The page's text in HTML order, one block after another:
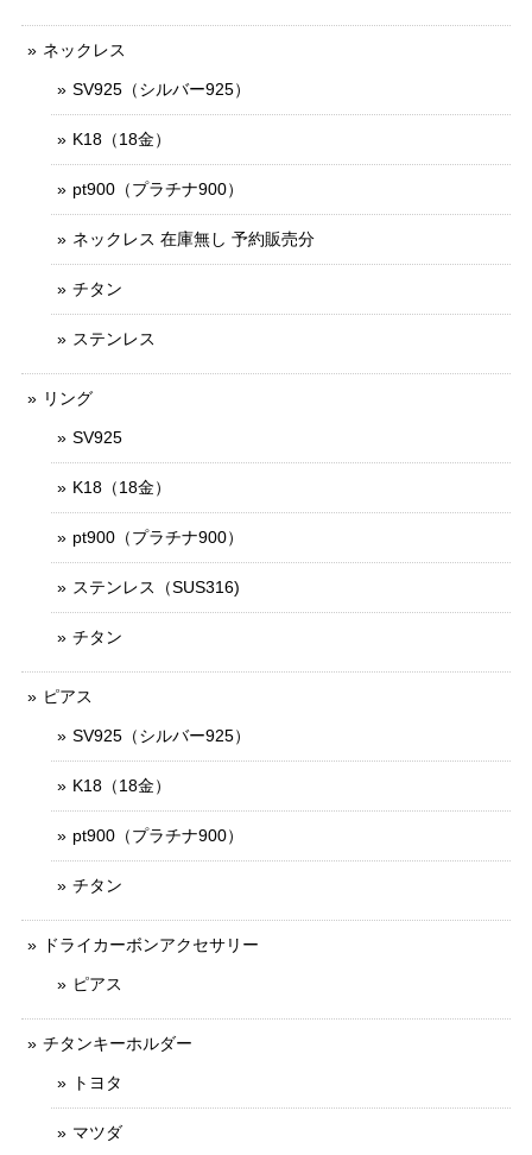
ネックレス
SV925（シルバー925）
K18（18金）
pt900（プラチナ900）
ネックレス 在庫無し 予約販売分
チタン
ステンレス
リング
SV925
K18（18金）
pt900（プラチナ900）
ステンレス（SUS316)
チタン
ピアス
SV925（シルバー925）
K18（18金）
pt900（プラチナ900）
チタン
ドライカーボンアクセサリー
ピアス
チタンキーホルダー
トヨタ
マツダ